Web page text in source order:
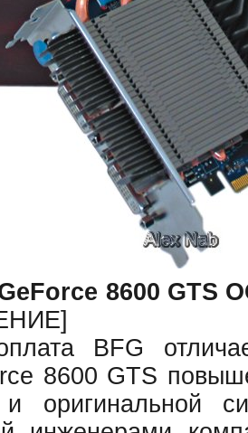
8600 GTS
BFG
8600 GTS
оригинальной